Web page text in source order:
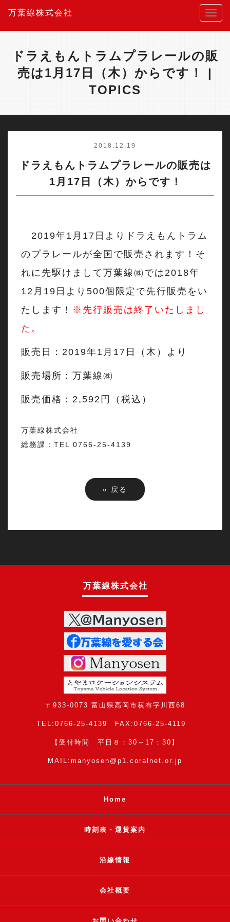
万葉線株式会社
ドラえもんトラムプラレールの販
売は1月17日（木）からです！ |
TOPICS
2018.12.19
ドラえもんトラムプラレールの販売は
1月17日（木）からです！
2019年1月17日よりドラえもんトラム
のプラレールが全国で販売されます！そ
れに先駆けまして万葉線㈱では2018年
12月19日より500個限定で先行販売をい
たします！ ※先行販売は終了いたしまし
た。
販売日：2019年1月17日（木）より
販売場所：万葉線㈱
販売価格：2,592円（税込）
万葉線株式会社
総務課：TEL 0766-25-4139
« 戻る
万葉線株式会社
〒933-0073 富山県高岡市荻布字川西68
TEL:0766-25-4139 FAX:0766-25-4119
【受付時間 平日８：30～17：30】
MAIL:manyosen@p1.coralnet.or.jp
Home
時刻表・運賃案内
沿線情報
会社概要